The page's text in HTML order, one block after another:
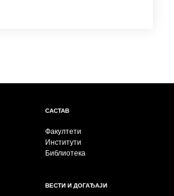
САСТАВ
Факултети
Институти
Библиотека
ВЕСТИ И ДОГАЂАЈИ